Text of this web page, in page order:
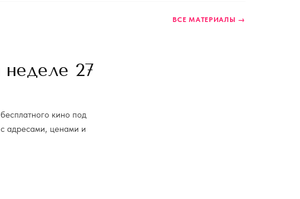
ВСЕ МАТЕРИАЛЫ →
27
кино под
адресами, ценами и